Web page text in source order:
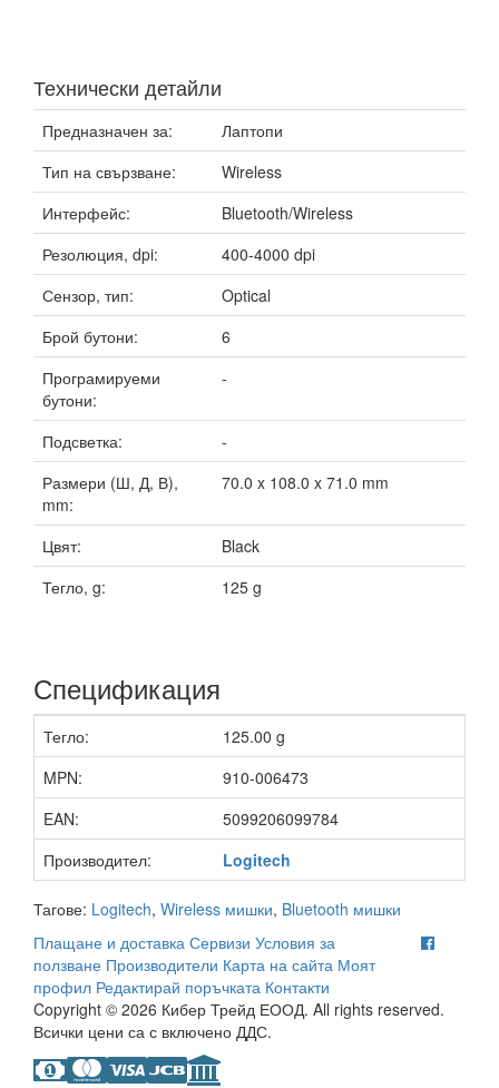
Технически детайли
Предназначен за:
Лаптопи
Тип на свързване:
Wireless
Интерфейс:
Bluetooth/Wireless
Резолюция, dpi:
400-4000 dpi
Сензор, тип:
Optical
Брой бутони:
6
Програмируеми
бутони:
-
Подсветка:
-
Размери (Ш, Д, В),
mm:
70.0 x 108.0 x 71.0 mm
Цвят:
Black
Тегло, g:
125 g
Спецификация
Тегло:
125.00 g
MPN:
910-006473
EAN:
5099206099784
Производител:
Logitech
Тагове: Logitech, Wireless мишки, Bluetooth мишки
Плащане и доставка Сервизи Условия за
ползване Производители Карта на сайта Моят
профил Редактирай поръчката Контакти
Copyright © 2026 Кибер Трейд ЕООД. All rights reserved.
Всички цени са с включено ДДС.